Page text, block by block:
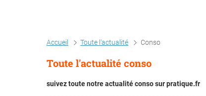
Accueil Toute l'actualité Conso
Toute l'actualité conso
suivez toute notre actualité conso sur pratique.fr